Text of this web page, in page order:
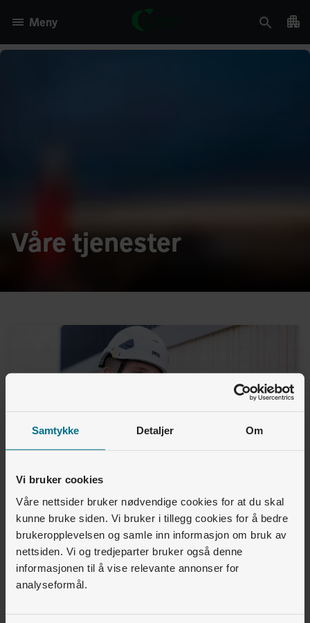
Samtykke Detaljer Om
Vi bruker cookies
Våre nettsider bruker nødvendige cookies for at du skal
kunne bruke siden. Vi bruker i tillegg cookies for å bedre
brukeropplevelsen og samle inn informasjon om bruk av
nettsiden. Vi og tredjeparter bruker også denne
informasjonen til å vise relevante annonser for
analyseformål.
Meny
Våre tjenester
Utendørsbelysning i
tilknytning til bygg
Velplanlagte belysningsløsninger gir bedre